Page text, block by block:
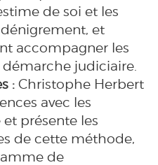
de soi et les
et
accompagner les
judiciaire.
: Christophe Herbert
avec les
présente les
de cette méthode,
de